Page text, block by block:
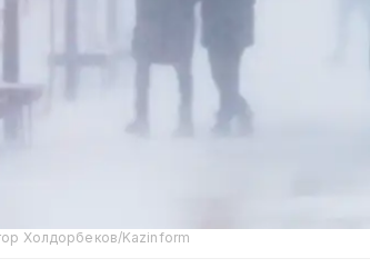
Холдорбеков/Kazinform